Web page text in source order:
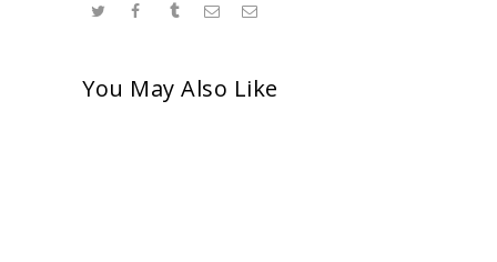
You May Also Like